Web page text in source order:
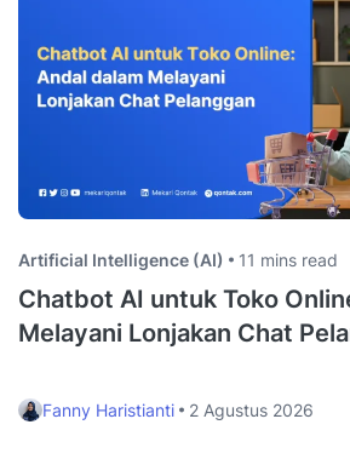
Artificial Intelligence (AI) 11 mins read
Chatbot AI untuk Toko
Melayani Lonjakan Chat
Fanny Haristianti 2 Agustus 2026